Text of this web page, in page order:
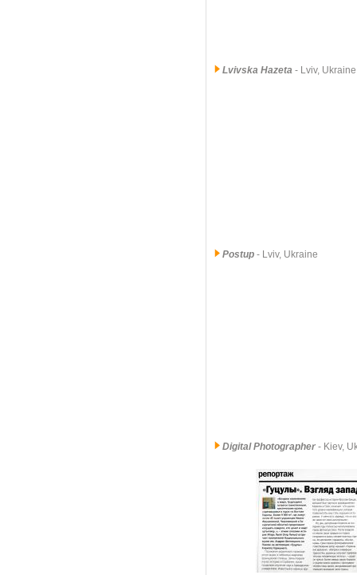
Lvivska Hazeta - Lviv,
Postup - Lviv, Ukraine
Digital Photographer - Kiev,